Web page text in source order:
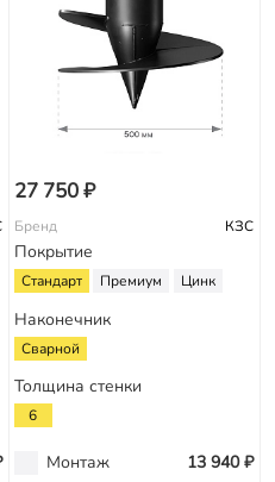
27 750 ₽
Бренд КЗС
Покрытие
Стандарт Премиум Цинк
Наконечник
Сварной
Толщина стенки
6
Монтаж 13 940 ₽